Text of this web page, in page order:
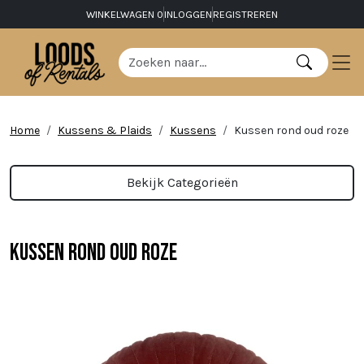
WINKELWAGEN 0 INLOGGEN REGISTREREN
Home Kussens & Plaids Kussens Kussen rond oud roze
Bekijk Categorieën
Kussen rond oud roze